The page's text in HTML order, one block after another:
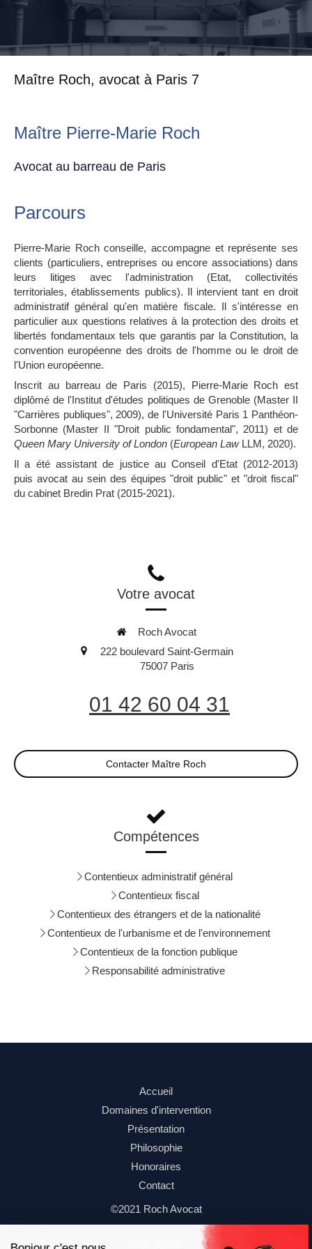
Maître Roch, avocat à Paris 7
Maître Pierre-Marie Roch
Avocat au barreau de Paris
Parcours
Pierre-Marie Roch conseille, accompagne et représente ses
clients (particuliers, entreprises ou encore associations) dans
leurs litiges avec l'administration (Etat, collectivités
territoriales, établissements publics). Il intervient tant en droit
administratif général qu'en matière fiscale. Il s'intéresse en
particulier aux questions relatives à la protection des droits et
libertés fondamentaux tels que garantis par la Constitution, la
convention européenne des droits de l'homme ou le droit de
l'Union européenne.
Inscrit au barreau de Paris (2015), Pierre-Marie Roch est
diplômé de l'Institut d'études politiques de Grenoble (Master II
"Carrières publiques", 2009), de l'Université Paris 1 Panthéon-
Sorbonne (Master II "Droit public fondamental", 2011) et de
Queen Mary University of London (European LawLLM, 2020).
Il a été assistant de justice au Conseil d'Etat (2012-2013)
puis avocat au sein des équipes "droit public" et "droit fiscal"
du cabinet Bredin Prat (2015-2021).
Votre avocat
Roch Avocat
222 boulevard Saint-Germain
75007 Paris
01 42 60 04 31
Contacter Maître Roch
Compétences
Contentieux administratif général
Contentieux fiscal
Contentieux des étrangers et de la nationalité
Contentieux de l'urbanisme et de l'environnement
Contentieux de la fonction publique
Responsabilité administrative
Accueil
Domaines d'intervention
Présentation
Philosophie
Honoraires
Contact
©2021 Roch Avocat